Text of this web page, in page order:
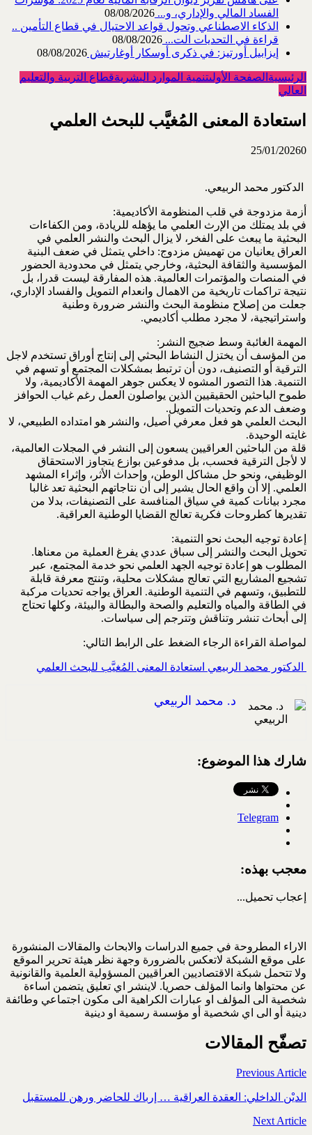
الفساد المالي والإداري، و... 08/08/2026
الذكاء الاصطناعي وتحول قواعد الاحتيال في قطاع ‏التأمين ..
قراءة في التحديات الت... 08/08/2026
إيزابيل أورتيز: في ذكرى ‏أوسكار أوغارتيش 08/08/2026
الرئيسية الصفحة الأولىتنمية الموارد البشريةقطاع التربية والتعليم
العالي
استعادة المعنى المُغيَّب للبحث العلمي
25/01/20260
‏ الدكتور محمد الربيعي.
أزمة مزدوجة في قلب المنظومة الأكاديمية:‏‎
في بلد يمتلك من الإرث العلمي ما يؤهله للريادة، ومن الكفاءات
البحثية ما يبعث على الفخر، لا يزال البحث ‏والنشر العلمي في
العراق يعانيان من تهميش مزدوج: داخلي يتمثل في ضعف البنية
المؤسسية والثقافة ‏البحثية، وخارجي يتمثل في محدودية الحضور
في المنصات والمؤتمرات العالمية. هذه المفارقة ليست قدرا، ‏بل
نتيجة تراكمات تاريخية من الاهمال وانعدام التمويل والفساد الإداري،
جعلت من إصلاح منظومة البحث ‏والنشر ضرورة وطنية
واستراتيجية، لا مجرد مطلب أكاديمي‎.‎
المهمة الغائبة وسط ضجيج النشر:‏‎
من المؤسف أن يختزل النشاط البحثي إلى إنتاج أوراق تستخدم لاجل
الترقية أو التصنيف، دون أن ترتبط ‏بمشكلات المجتمع أو تسهم في
التنمية. هذا التصور المشوه لا يعكس جوهر المهمة الأكاديمية، ولا
طموح ‏الباحثين الحقيقيين الذين يواصلون العمل رغم غياب الحوافز
وضعف الدعم وتحديات التمويل.‏
البحث العلمي هو فعل معرفي أصيل، والنشر هو امتداده الطبيعي، لا
غايته الوحيدة‎.
قلة من الباحثين العراقيين يسعون إلى النشر في المجلات العالمية،
لا لأجل الترقية فحسب، بل مدفوعين ‏بوازع يتجاوز الاستحقاق
الوظيفي، ونحو حل مشاكل الوطن، وإحداث الأثر، وإثراء المشهد
العلمي. إلا أن ‏واقع الحال يشير إلى أن نتاجاتهم البحثية تعد غالبا
مجرد بيانات كمية في سياق المنافسة على التصنيفات، بدلا ‏من
تقديرها كطروحات فكرية تعالج القضايا الوطنية العراقية‎.‎
إعادة توجيه البحث نحو التنمية:‏‎
تحويل البحث والنشر إلى سباق عددي يفرغ العملية من معناها.
المطلوب هو إعادة توجيه الجهد العلمي نحو ‏خدمة المجتمع، عبر
تشجيع المشاريع التي تعالج مشكلات محلية، وتنتج معرفة قابلة
للتطبيق، وتسهم في ‏التنمية الوطنية. العراق يواجه تحديات مركبة
في الطاقة والمياه والتعليم والصحة والبطالة والبيئة، وكلها ‏تحتاج
إلى أبحاث تنشر وتناقش وتترجم إلى سياسات‎.‎
لمواصلة القراءة الرجاء الضغط على الرابط التالي:
‏ الدكتور محمد الربيعي استعادة المعنى المُغيَّب للبحث العلمي
د. محمد الربيعي
شارك هذا الموضوع:
Telegram
معجب بهذه:
إعجاب تحميل...
الاراء المطروحة في جميع الدراسات والابحاث والمقالات المنشورة
على موقع الشبكة لاتعكس بالضرورة وجهة نظر هيئة تحرير الموقع
ولا تتحمل شبكة الاقتصاديين العراقيين المسؤولية العلمية والقانونية
عن محتواها وانما المؤلف حصريا. لاينشر اي تعليق يتضمن اساءة
شخصية الى المؤلف او عبارات الكراهية الى مكون اجتماعي وطائفة
دينية أو الى اي شخصية أو مؤسسة رسمية او دينية
تصفّح المقالات
Previous Article
الديْن الداخلي: العقدة العراقية … إرباك للحاضر ورهن للمستقبل
Next Article